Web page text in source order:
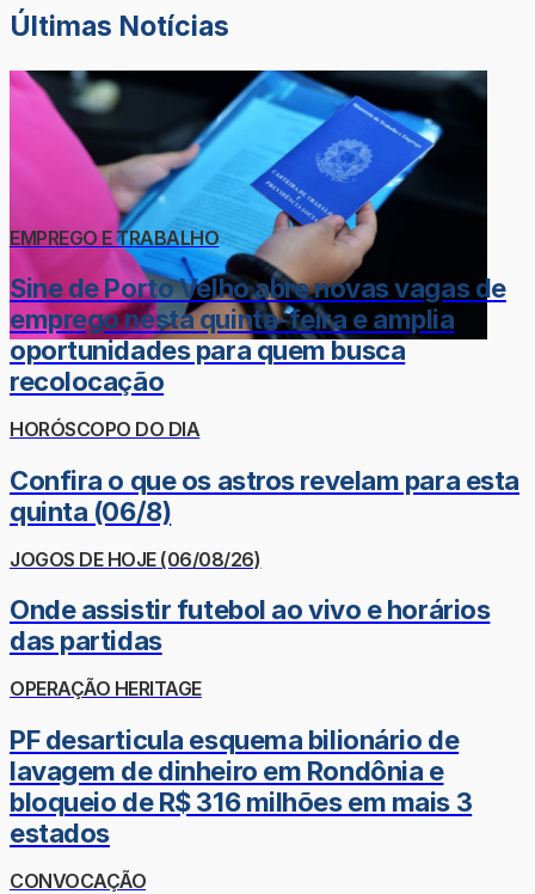
Últimas Notícias
EMPREGO E TRABALHO
Sine de Porto Velho abre novas vagas de
emprego nesta quinta-feira e amplia
oportunidades para quem busca
recolocação
HORÓSCOPO DO DIA
Confira o que os astros revelam para esta
quinta (06/8)
JOGOS DE HOJE (06/08/26)
Onde assistir futebol ao vivo e horários
das partidas
OPERAÇÃO HERITAGE
PF desarticula esquema bilionário de
lavagem de dinheiro em Rondônia e
bloqueio de R$ 316 milhões em mais 3
estados
CONVOCAÇÃO